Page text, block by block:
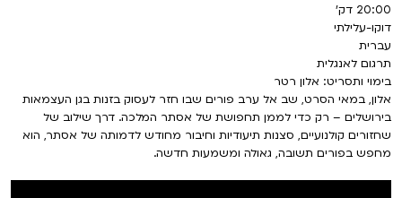
20:00 דק'
דוקו-עלילתי
עברית
תרגום לאנגלית
בימוי ותסריט: אלון רטר
אלון, במאי הסרט, שב אל ערב פורים שבו חזר לעסוק בזנות בגן העצמאות
בירושלים – רק כדי לממן תחפושת של אסתר המלכה. דרך שילוב של
שחזורים קולנועיים, סצנות תיעודיות וחיבור מחודש לדמותה של אסתר, הוא
מחפש בפורים תשובה, גאולה ומשמעות חדשה.